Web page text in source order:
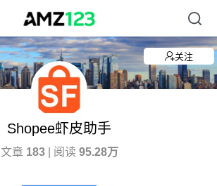
关注
Shopee虾皮助手
文章 183| 阅读 95.28万